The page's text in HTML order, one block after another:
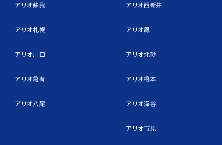
アリオ蘇我
アリオ札幌
アリオ川口
アリオ亀有
アリオ八尾
アリオ西新井
アリオ鳳
アリオ北砂
アリオ橋本
アリオ深谷
アリオ市原